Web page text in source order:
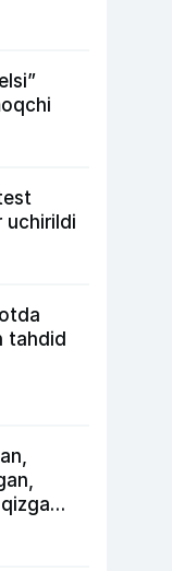
uchirildi
tahdid